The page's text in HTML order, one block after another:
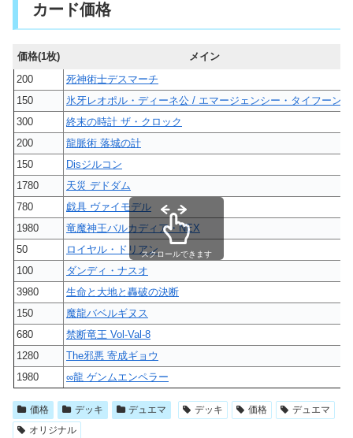
カード価格
価格(1枚)
メイン
200
死神術士デスマーチ
150
氷牙レオポル・ディーネ公 / エマージェンシー・タイフーン
300
終末の時計 ザ・クロック
200
龍脈術 落城の計
150
Disジルコン
1780
天災 デドダム
780
戯具 ヴァイモデル
1980
竜魔神王バルカディア・NEX
50
ロイヤル・ドリアン
100
ダンディ・ナスオ
3980
生命と大地と轟破の決断
150
魔龍バベルギヌス
680
禁断竜王 Vol-Val-8
1280
The邪悪 寄成ギョウ
1980
∞龍 ゲンムエンペラー
スクロールできます
価格 デッキ デュエマ デッキ 価格
デュエマ
オリジナル